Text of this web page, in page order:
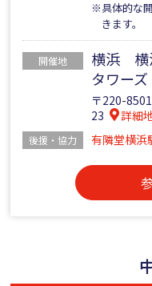
※具体的な
きます。
開催地
横浜 横
タワーズ
〒220-
23
詳細
後援・協力 有隣堂横浜